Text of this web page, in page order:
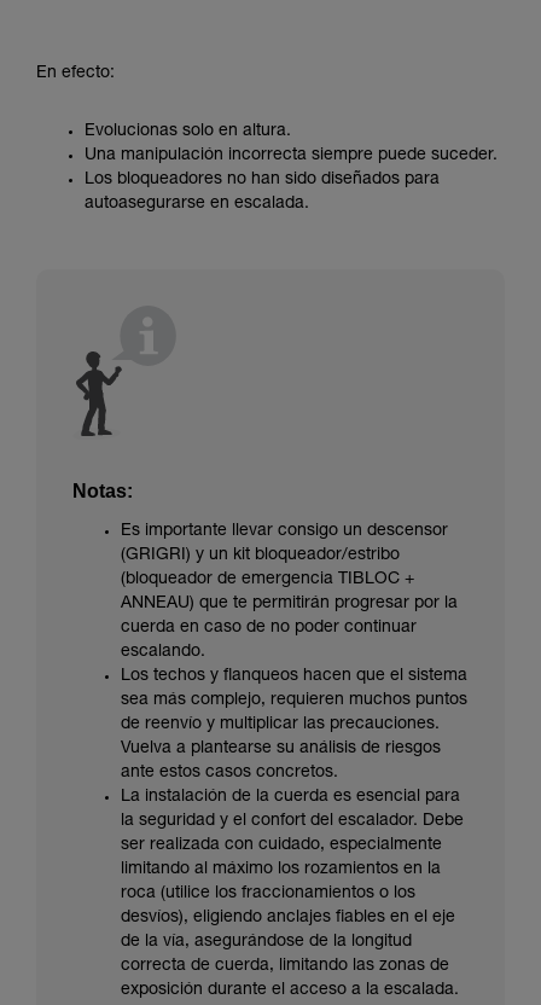
En efecto:
Evolucionas solo en altura.
Una manipulación incorrecta siempre puede suceder.
Los bloqueadores no han sido diseñados para
autoasegurarse en escalada.
Notas:
Es importante llevar consigo un descensor
(GRIGRI) y un kit bloqueador/estribo
(bloqueador de emergencia TIBLOC +
ANNEAU) que te permitirán progresar por la
cuerda en caso de no poder continuar
escalando.
Los techos y flanqueos hacen que el sistema
sea más complejo, requieren muchos puntos
de reenvío y multiplicar las precauciones.
Vuelva a plantearse su análisis de riesgos
ante estos casos concretos.
La instalación de la cuerda es esencial para
la seguridad y el confort del escalador. Debe
ser realizada con cuidado, especialmente
limitando al máximo los rozamientos en la
roca (utilice los fraccionamientos o los
desvíos), eligiendo anclajes fiables en el eje
de la vía, asegurándose de la longitud
correcta de cuerda, limitando las zonas de
exposición durante el acceso a la escalada.